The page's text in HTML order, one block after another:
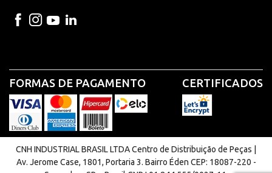
FORMAS DE PAGAMENTO CERTIFICADOS
CNH INDUSTRIAL BRASIL LTDA Centro de Distribuição de Peças |
Av. Jerome Case, 1801, Portaria 3. Bairro Éden CEP: 18087-220 -